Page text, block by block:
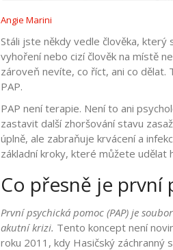
Angie Marini
Stáli jste někdy vedle člověka, který
vyhoření nebo cizí člověk na místě
zároveň nevíte, co říct, ani co dělat.
PAP.
PAP není terapie. Není to ani
zastavit další zhoršování stavu
úplně, ale zabraňuje krvácení a
základní kroky, které můžete udělat
Co přesně je první
První psychická pomoc (PAP) je
akutní krizi. Tento koncept není
roku 2011, kdy Hasičský záchranný